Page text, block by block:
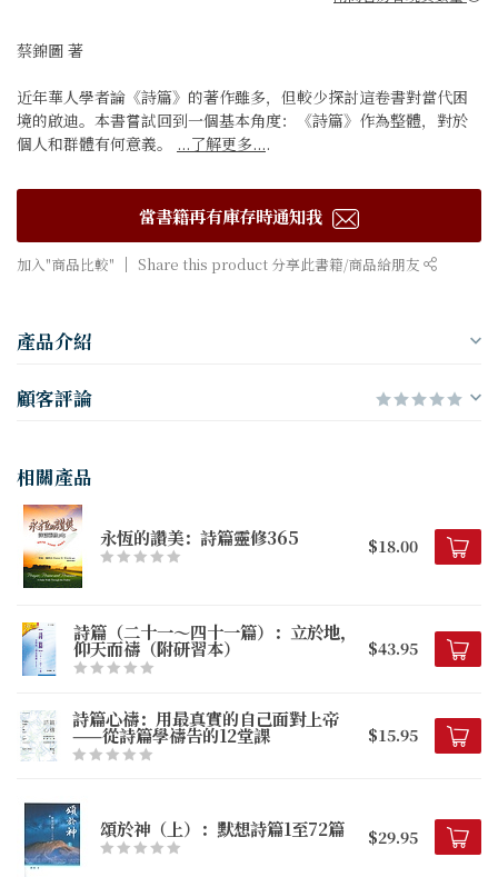
蔡錦圖 著
近年華人學者論《詩篇》的著作雖多，但較少探討這卷書對當代困
境的啟迪。本書嘗試回到一個基本角度：《詩篇》作為整體，對於
個人和群體有何意義。 ...了解更多....
當書籍再有庫存時通知我
加入"商品比較" Share this product 分享此書籍/商品給朋友
產品介紹
顧客評論
相關產品
永恆的讚美：詩篇靈修365 $18.00
詩篇（二十一～四十一篇）：立於地，
仰天而禱（附研習本） $43.95
詩篇心禱：用最真實的自己面對上帝
——從詩篇學禱告的12堂課 $15.95
頌於神（上）：默想詩篇1至72篇 $29.95